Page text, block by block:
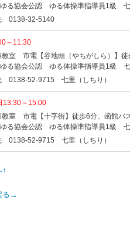
ゆる協会公認 ゆる体操準指導員1級
0138-32-5140
～11:30
教室 市電【谷地頭（やちがしら）】徒
ゆる協会公認 ゆる体操準指導員1級
0138-52-9715 七里（しちり）
13:30～15:00
教室 市電【十字街】徒歩6分、函館バ
ゆる協会公認 ゆる体操準指導員1級
0138-52-9715 七里（しちり）
る→